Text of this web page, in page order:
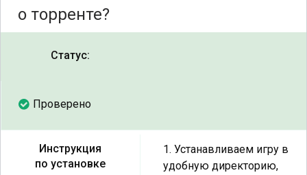
о торренте?
Статус:
Проверено
Инструкция
по установке
1. Устанавливаем игру в
удобную директорию,